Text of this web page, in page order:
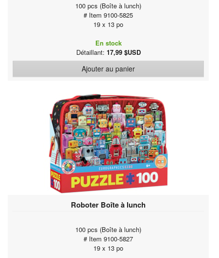
100 pcs (Boîte à lunch)
# Item 9100-5825
19 x 13 po
En stock
Détaillant: 17,99 $USD
Ajouter au panier
Roboter Boîte à lunch
100 pcs (Boîte à lunch)
# Item 9100-5827
19 x 13 po